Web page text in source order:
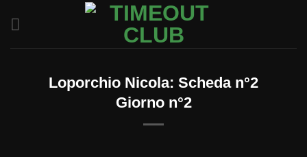
Loporchio Nicola: Scheda n°2
Giorno n°2